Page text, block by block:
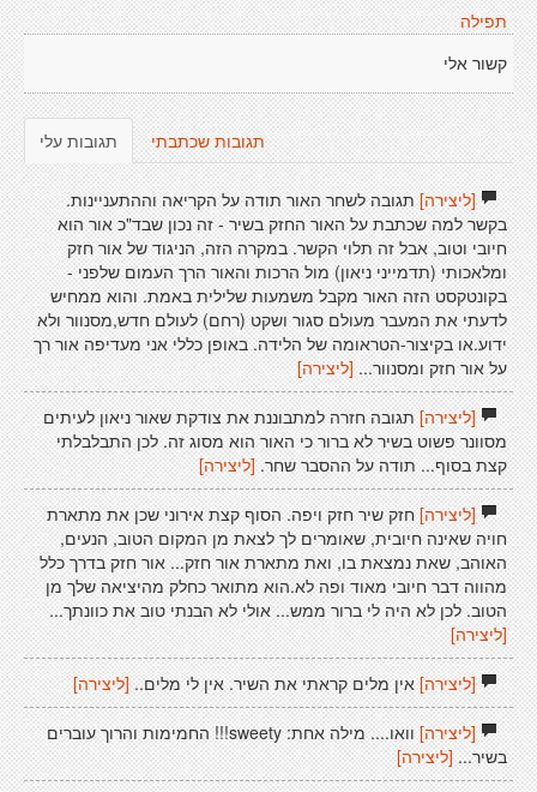
תפילה
קשור אלי
תגובות עלי תגובות שכתבתי
[ליצירה]תגובה לשחר האור תודה על הקריאה וההתעניינות.
בקשר למה שכתבת על האור החזק בשיר - זה נכון שבד"כ אור הוא
חיובי וטוב, אבל זה תלוי הקשר. במקרה הזה, הניגוד של אור חזק
ומלאכותי (תדמייני ניאון) מול הרכות והאור הרך העמום שלפני -
בקונטקסט הזה האור מקבל משמעות שלילית באמת. והוא ממחיש
לדעתי את המעבר מעולם סגור ושקט (רחם) לעולם חדש,מסנוור ולא
ידוע.או בקיצור-הטראומה של הלידה. באופן כללי אני מעדיפה אור רך
על אור חזק ומסנוור... [ליצירה]
[ליצירה]תגובה חזרה למתבוננת את צודקת שאור ניאון לעיתים
מסוונר פשוט בשיר לא ברור כי האור הוא מסוג זה. לכן התבלבלתי
קצת בסוף... תודה על ההסבר שחר. [ליצירה]
[ליצירה]חזק שיר חזק ויפה. הסוף קצת אירוני שכן את מתארת
חויה שאינה חיובית, שאומרים לך לצאת מן המקום הטוב, הנעים,
האוהב, שאת נמצאת בו, ואת מתארת אור חזק... אור חזק בדרך כלל
מהווה דבר חיובי מאוד ופה לא.הוא מתואר כחלק מהיציאה שלך מן
הטוב. לכן לא היה לי ברור ממש... אולי לא הבנתי טוב את כוונתך...
[ליצירה]
[ליצירה]אין מלים קראתי את השיר. אין לי מלים.. [ליצירה]
[ליצירה]
וואו.... מילה אחת: sweety!!! החמימות והרוך עוברים
בשיר... [ליצירה]